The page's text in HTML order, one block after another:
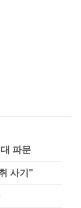
파문
사기"